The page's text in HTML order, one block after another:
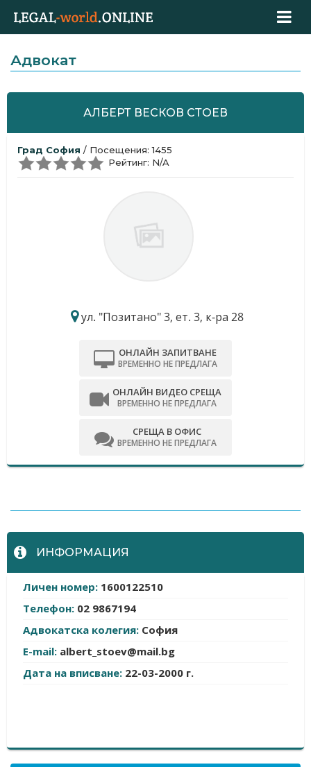
Адвокат
АЛБЕРТ ВЕСКОВ СТОЕВ
Град София / Посещения: 1455
Рейтинг: N/A
ул. "Позитано" 3, ет. 3, к-ра 28
ОНЛАЙН ЗАПИТВАНЕ
ВРЕМЕННО НЕ ПРЕДЛАГА
ОНЛАЙН ВИДЕО СРЕЩА
ВРЕМЕННО НЕ ПРЕДЛАГА
СРЕЩА В ОФИС
ВРЕМЕННО НЕ ПРЕДЛАГА
ИНФОРМАЦИЯ
Личен номер: 1600122510
Телефон: 02 9867194
Адвокатска колегия: София
E-mail: albert_stoev@mail.bg
Дата на вписване: 22-03-2000 г.